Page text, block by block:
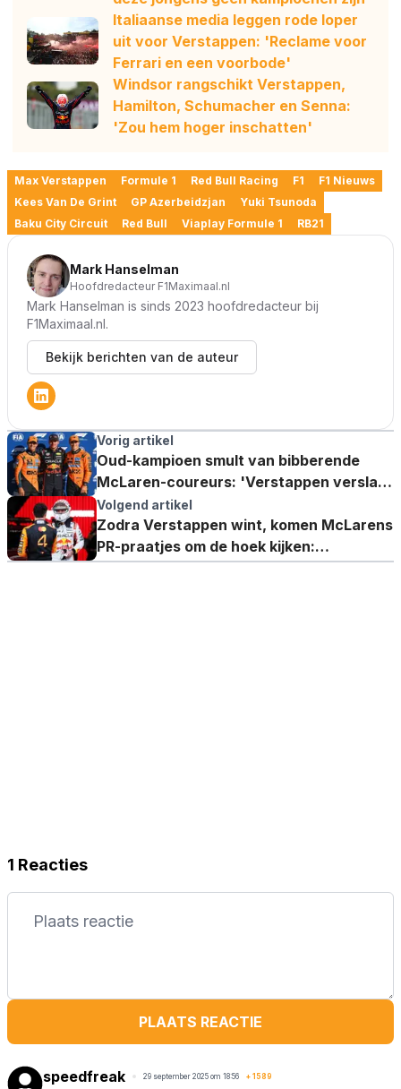
Italiaanse media leggen rode loper
uit voor Verstappen: 'Reclame voor
Ferrari en een voorbode'
Windsor rangschikt Verstappen,
Hamilton, Schumacher en Senna:
'Zou hem hoger inschatten'
Max Verstappen Formule 1 Red Bull Racing F1
F1 Nieuws
Kees Van De Grint
GP Azerbeidzjan
Yuki Tsunoda
Baku City Circuit
Red Bull Viaplay Formule 1 RB21
Mark Hanselman
Hoofdredacteur F1Maximaal.nl
Mark Hanselman is sinds 2023 hoofdredacteur bij
F1Maximaal.nl.
Bekijk berichten van de auteur
Vorig artikel
Oud-kampioen smult van bibberende
McLaren-coureurs: 'Verstappen verslapt
nooit'
Volgend artikel
Zodra Verstappen wint, komen McLarens
PR-praatjes om de hoek kijken:
opmerkelijke uitspraken
1 Reacties
PLAATS REACTIE
speedfreak 29 september 2025 om 18:56 + 1589